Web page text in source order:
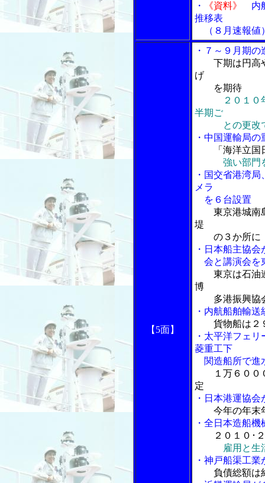
・
《資料》
内
推移表
（８月速報値
【5面】
・７～９月期
下期は円高
げ
を期待
２０１
半期ご
との更改
・中国運輸局
「海洋立国
強い部門
・国交省港湾
メラ
を６台設置
東京港城南
堤
の３か所に
・日本船主協
会と講演会を
東京は石油
博
多港振興協
・内航船舶輸送
貨物船は２
・太平洋フェ
菱重工下
関造船所で進
１万６０
定
・日本港運協
今年の年末
・全日本造船
２０１０･
雇用と生
・神戸船渠工
負債総額は